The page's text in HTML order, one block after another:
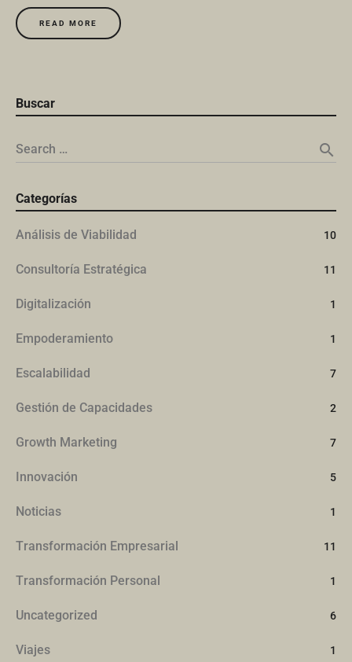
READ MORE
Buscar
Search … search
Categorías
Análisis de Viabilidad 10
Consultoría Estratégica 11
Digitalización 1
Empoderamiento 1
Escalabilidad 7
Gestión de Capacidades 2
Growth Marketing 7
Innovación 5
Noticias 1
Transformación Empresarial 11
Transformación Personal 1
Uncategorized 6
Viajes 1